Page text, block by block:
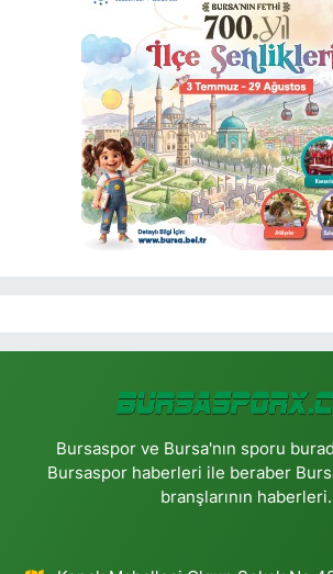
Bursaspor ve Bursa'nın sporu
Bursaspor haberleri ile beraber
branşlarının haberleri.